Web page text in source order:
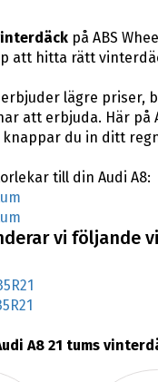
på ABS
att hitta rätt
lägre priser,
att erbjuda. Här på
du in ditt
till din Audi A8:
vi följande
A8 21 tums